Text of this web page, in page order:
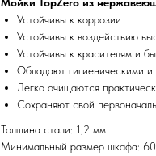
Устойчивы к коррозии
Устойчивы к воздействию
Устойчивы к красителям и
Обладают гигиеническими
Легко очищаются
Сохраняют свой
Толщина стали: 1,2 мм
Минимальный размер шкафа: